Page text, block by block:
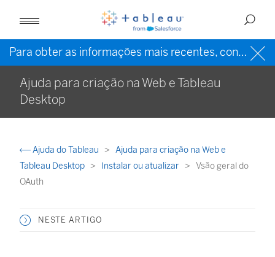
Para obter as informações mais recentes, consulte a
Ajuda para criação na Web e Tableau
Desktop
Ajuda do Tableau
Ajuda para criação na Web e
Tableau Desktop
Instalar ou atualizar
Vsão geral do
OAuth
NESTE ARTIGO